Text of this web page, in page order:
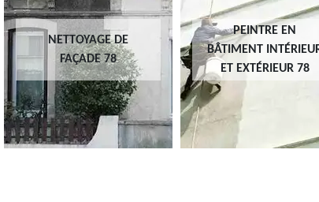
NETTOYAGE DE
FAÇADE 78
PEINTRE EN
BÂTIMENT INTÉRIEUR
ET EXTÉRIEUR 78